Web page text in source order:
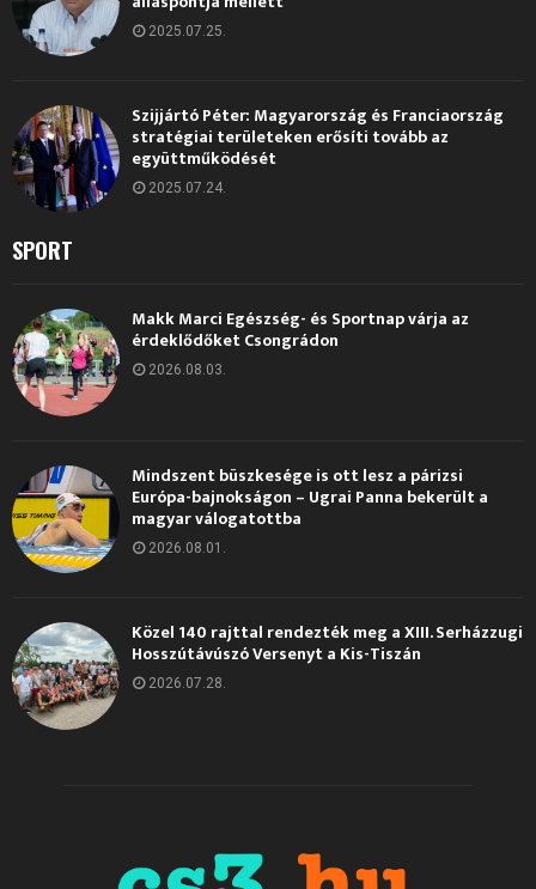
2025.07.25.
Szijjártó Péter: Magyarország és Franciaország
stratégiai területeken erősíti tovább az
együttműködését
2025.07.24.
SPORT
Makk Marci Egészség- és Sportnap várja az
érdeklődőket Csongrádon
2026.08.03.
Mindszent büszkesége is ott lesz a párizsi
Európa-bajnokságon – Ugrai Panna bekerült a
magyar válogatottba
2026.08.01.
Közel 140 rajttal rendezték meg a XIII. Serházzugi
Hosszútávúszó Versenyt a Kis-Tiszán
2026.07.28.